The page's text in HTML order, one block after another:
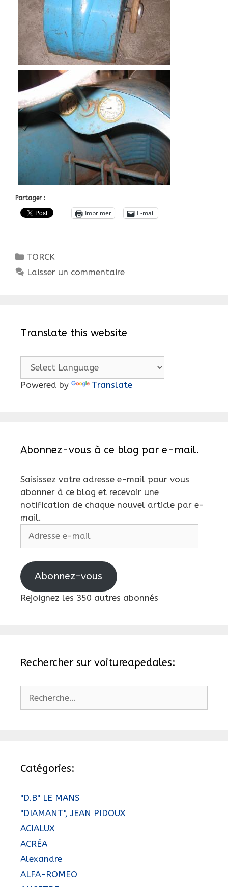
Partager :
Imprimer E-mail
Catégories
TORCK
Laisser un commentaire
Translate this website
Powered by Translate
Abonnez-vous à ce blog par e-mail.
Saisissez votre adresse e-mail pour vous
abonner à ce blog et recevoir une
notification de chaque nouvel article par e-
mail.
Abonnez-vous
Rejoignez les 350 autres abonnés
Rechercher sur voitureapedales:
Catégories:
"D.B" LE MANS
"DIAMANT", JEAN PIDOUX
ACIALUX
ACRÉA
Alexandre
ALFA-ROMEO